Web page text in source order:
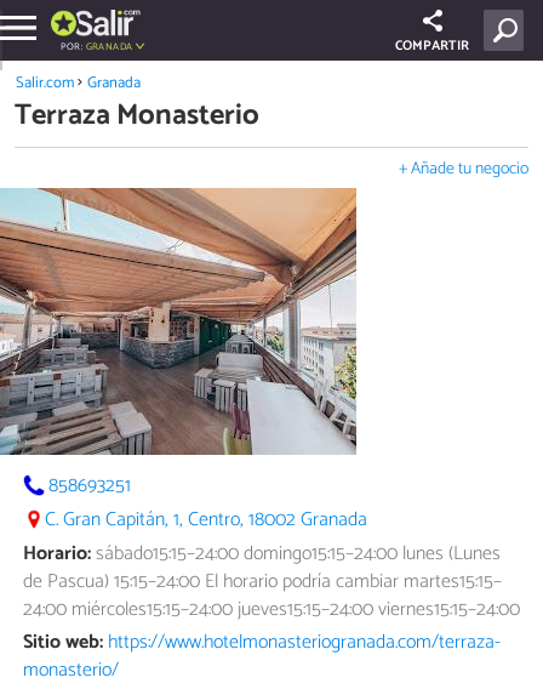
POR: GRANADA COMPARTIR
Salir.com Granada
Terraza Monasterio
+ Añade tu negocio
858693251
C. Gran Capitán, 1, Centro, 18002 Granada
Horario:sábado15:15–24:00 domingo15:15–24:00 lunes (Lunes
de Pascua) 15:15–24:00 El horario podría cambiar martes15:15–
24:00 miércoles15:15–24:00 jueves15:15–24:00 viernes15:15–24:00
Sitio web:https://www.hotelmonasteriogranada.com/terraza-
monasterio/